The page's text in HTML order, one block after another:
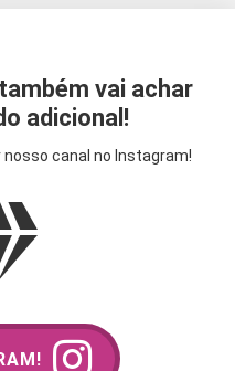
vai achar
adicional!
nosso canal no Instagram!